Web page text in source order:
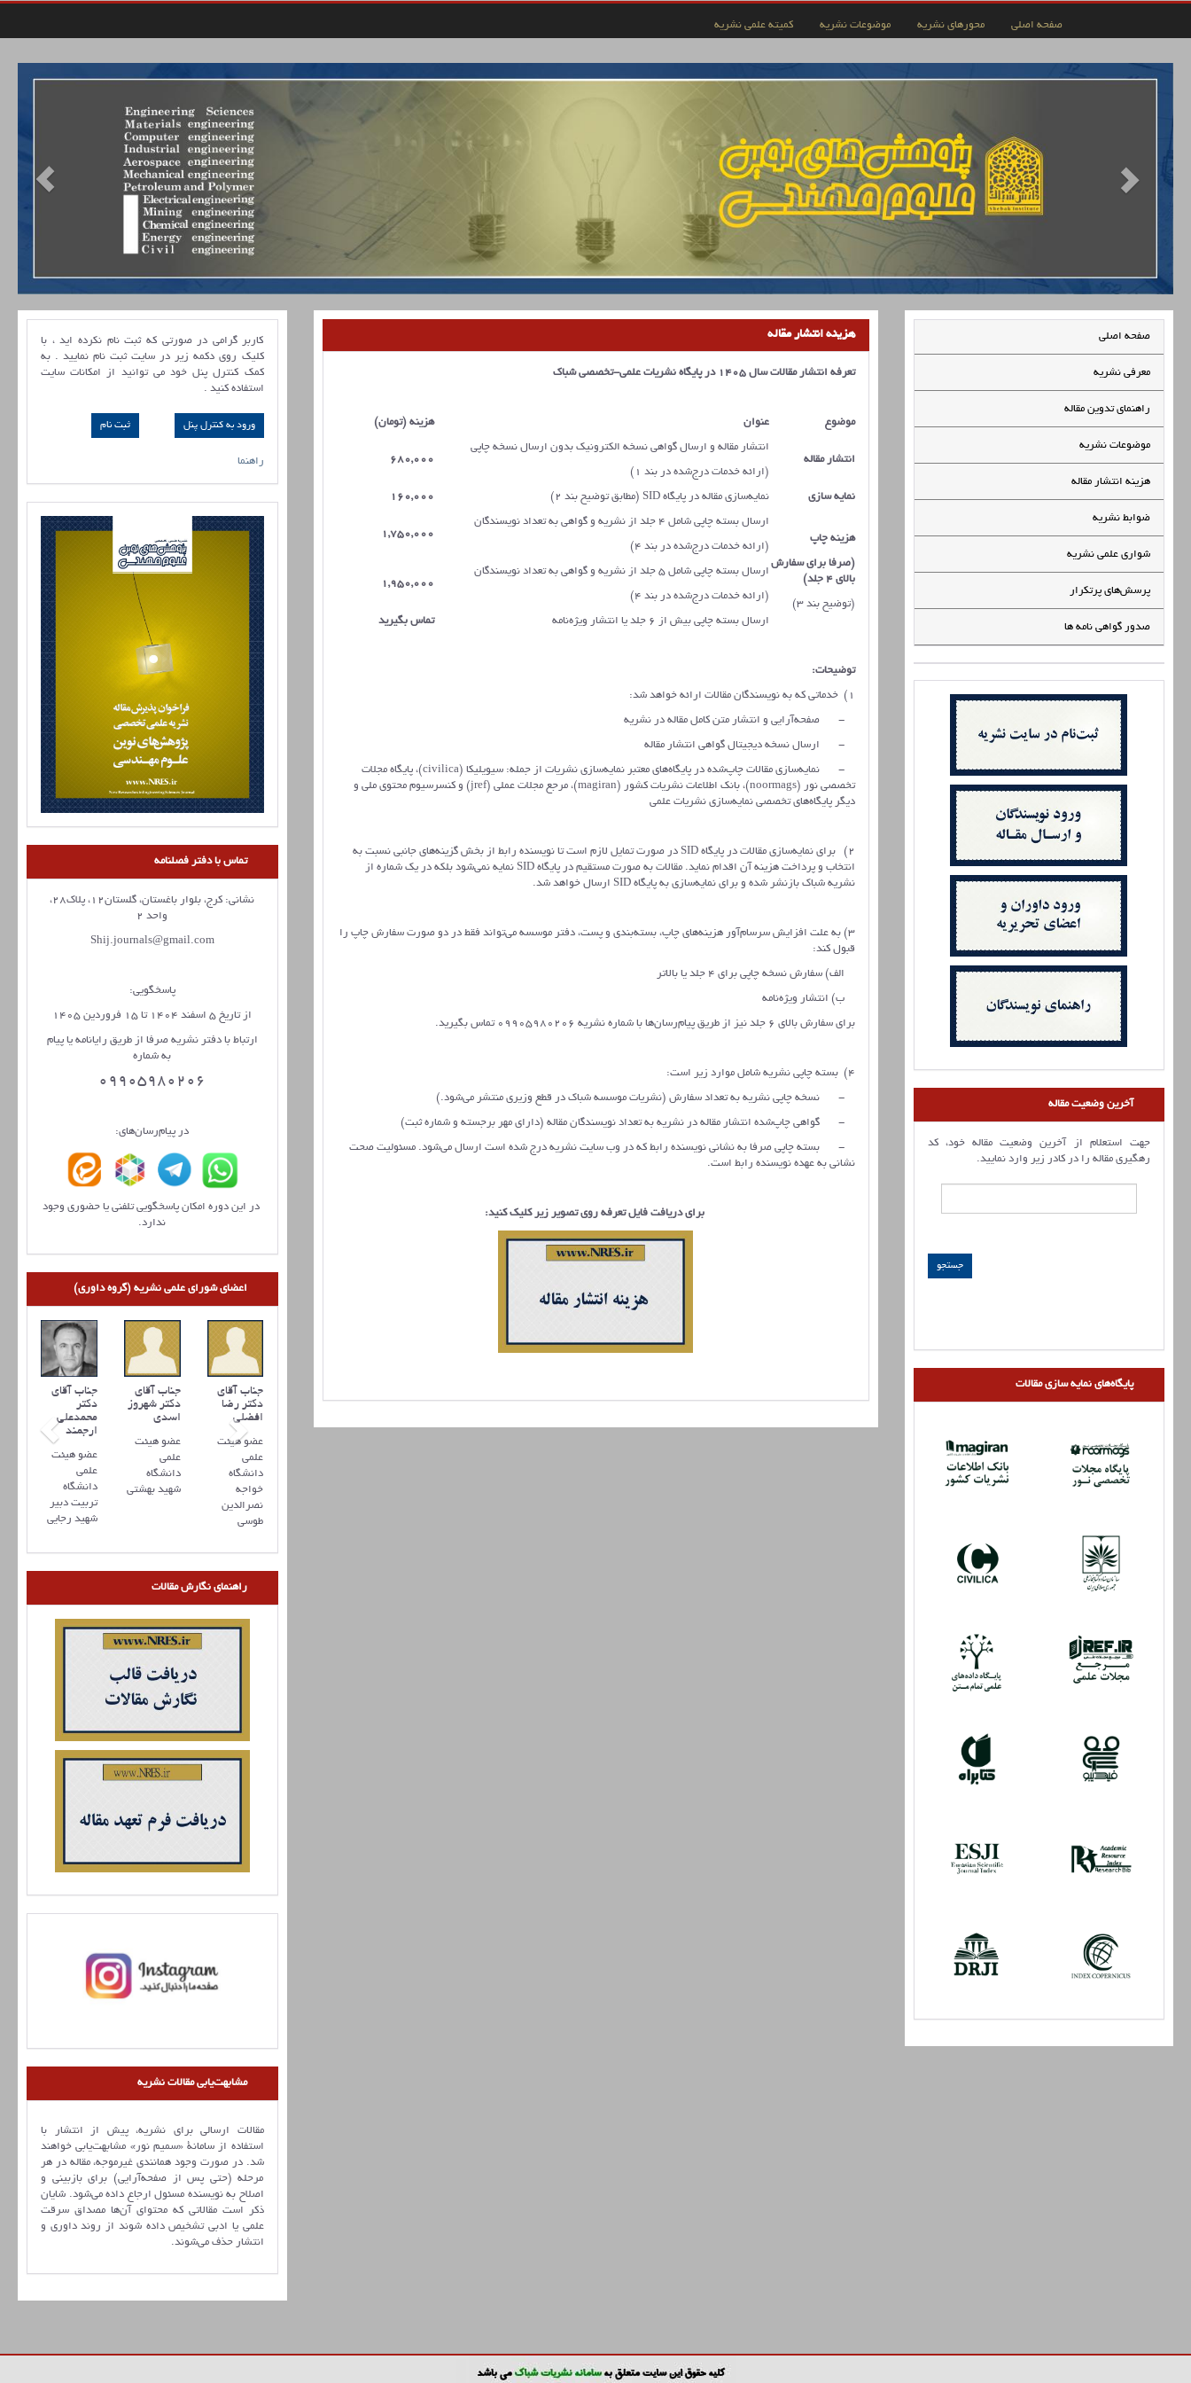
صفحه اصلی محورهای نشریه موضوعات نشریه کمیته علمی نشریه
صفحه اصلی
معرفی نشریه
راهنمای تدوین مقاله
موضوعات نشریه
هزینه انتشار مقاله
ضوابط نشریه
شواری علمی نشریه
پرسش‌های پرتکرار
صدور گواهی نامه ها
آخرین وضعیت مقاله
جهت استعلام از آخرین وضعیت مقاله خود، کد
رهگیری مقاله را در کادر زیر وارد نمایید.
پایگاه‌های نمایه سازی مقالات
هزینه انتشار مقاله
تعرفه انتشار مقالات سال 1405 در پایگاه نشریات علمی-تخصصی شباک
موضوع عنوان هزینه (تومان)
انتشار مقاله
انتشار مقاله و ارسال گواهی نسخه الکترونیک بدون ارسال نسخه چاپی
(ارائه خدمات درج‌شده در بند 1)
680,000
نمایه سازی نمایه‌سازی مقاله در پایگاه SID (مطابق توضیح بند 2) 160,000
هزینه چاپ
(صرفا برای سفارش
بالای 4 جلد)
(توضیح بند 3)
ارسال بسته چاپی شامل 4 جلد از نشریه و گواهی به تعداد نویسندگان
(ارائه خدمات درج‌شده در بند 4)
1,750,000
ارسال بسته چاپی شامل 5 جلد از نشریه و گواهی به تعداد نویسندگان
(ارائه خدمات درج‌شده در بند 4)
1,950,000
ارسال بسته چاپی بیش از 6 جلد یا انتشار ویژه‌نامه تماس بگیرید
توضیحات:
1) خدماتی که به نویسندگان مقالات ارائه خواهد شد:
- صفحه‌آرایی و انتشار متن کامل مقاله در نشریه
- ارسال نسخه دیجیتال گواهی انتشار مقاله
- نمایه‌سازی مقالات چاپ‌شده در پایگاه‌های معتبر نمایه‌سازی نشریات از جمله: سیویلیکا (civilica)، پایگاه مجلات
تخصصی نور (noormags)، بانک اطلاعات نشريات کشور (magiran)، مرجع مجلات عملی (jref) و کنسرسیوم محتوی ملی و
دیگر پایگاه‌های تخصصی نمایه‌سازی نشریات علمی
2) برای نمایه‌سازی مقالات در پایگاه SID در صورت تمایل لازم است تا نویسنده رابط از بخش گزینه‌های جانبی نسبت به
انتخاب و پرداخت هزینه آن اقدام نماید. مقالات به صورت مستقیم در پایگاه SID نمایه نمی‌شود بلکه در یک شماره از
نشریه شباک بازنشر شده و برای نمایه‌سازی به پایگاه SID ارسال خواهد شد.
3) به علت افزایش سرسام‌آور هزینه‌های چاپ، بسته‌بندی و پست، دفتر موسسه می‌تواند فقط در دو صورت سفارش چاپ را
قبول کند:
الف) سفارش نسخه چاپی برای 4 جلد یا بالاتر
ب) انتشار ویژه‌نامه
برای سفارش بالای 6 جلد نیز از طریق پیام‌ر‌سان‌ها با شماره نشریه 09905980206 تماس بگیرید.
4) بسته چاپی نشریه شامل موارد زیر است:
- نسخه چاپی نشریه به تعداد سفارش (نشریات موسسه شباک در قطع وزیری منتشر می‌شود.)
- گواهی چاپ‌شده انتشار مقاله در نشریه به تعداد نویسندگان مقاله (دارای مهر برجسته و شماره ثبت)
- بسته چاپی صرفا به نشانی نویسنده رابط که در وب سایت نشریه درج شده است ارسال می‌شود. مسئولیت صحت
نشانی به عهده نویسنده رابط است.
برای دریافت فایل تعرفه روی تصویر زیر کلیک کنید:
کاربر گرامی در صورتی که ثبت نام نکرده اید ، با
کلیک روی دکمه زیر در سایت ثبت نام نمایید . به
کمک کنترل پنل خود می توانید از امکانات سایت
استفاده کنید .
ورود به کنترل پنل
راهنما
تماس با دفتر فصلنامه
نشانی: کرج، بلوار باغستان، گلستان12، پلاک28،
واحد 2
Shij.journals@gmail.com
پاسخگویی:
از تاریخ 5 اسفند 1404 تا 15 فروردین 1405
ارتباط با دفتر نشریه صرفا از طریق رایانامه یا پیام
به شماره
09905980206
در پیام‌رسان‌های:
در این دوره امکان پاسخگویی تلفنی یا حضوری وجود
ندارد.
اعضای شورای علمی نشریه (گروه داوری)
جناب آقای
دکتر
محمدعلی
ارجمند
عضو هیئت
علمی
دانشگاه
تربیت دبیر
شهید رجایی
جناب آقای
دکتر شهروز
اسدی
عضو هیئت
علمی
دانشگاه
شهید بهشتی
جناب آقای
دکتر رضا
افضلي
عضو هیئت
علمی
دانشگاه
خواجه
نصرالدین
طوسی
راهنمای نگارش مقالات
مشابهت‌یابی مقالات نشریه
مقالات ارسالی برای نشریه، پیش از انتشار با
استفاده از سامانۀ «سمیم نور» مشابهت‌یابی خواهند
شد. در صورت وجود همانندی غیرموجه، مقاله در هر
مرحله (حتی پس از صفحه‌آرایی) برای بازبینی و
اصلاح به نویسنده مسئول ارجاع داده می‌شود. شایان
ذکر است مقالاتی که محتوای آن‌ها مصداق سرقت
علمی یا ادبی تشخیص داده شوند از روند داوری و
انتشار حذف می‌شوند.